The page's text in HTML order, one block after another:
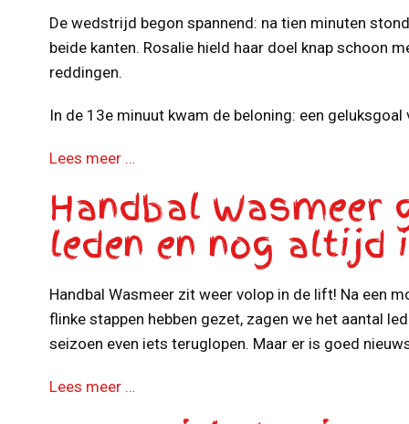
De wedstrijd begon spannend: na tien minuten
beide kanten. Rosalie hield haar doel knap schoon
reddingen.
In de 13e minuut kwam de beloning: een
Lees meer …
Handbal Wasmeer
leden en nog
Handbal Wasmeer zit weer volop in de lift! Na een
flinke stappen hebben gezet, zagen we het aantal
seizoen even iets teruglopen. Maar er is goed
Lees meer …